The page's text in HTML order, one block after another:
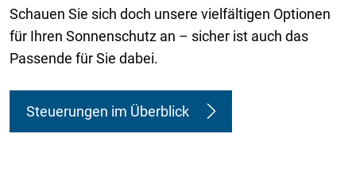
Schauen Sie sich doch unsere vielfältigen Optionen
für Ihren Sonnenschutz an – sicher ist auch das
Passende für Sie dabei.
Steuerungen im Überblick